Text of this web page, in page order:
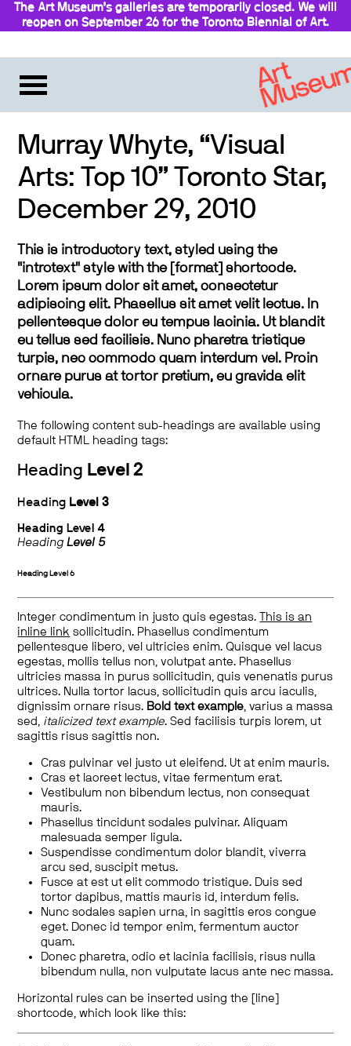
The Art Museum’s galleries are temporarily closed. We will
reopen on September 26 for the Toronto Biennial of Art.
Murray Whyte, “Visual
Arts: Top 10” Toronto Star,
December 29, 2010
This is introductory text, styled using the
"introtext" style with the [format] shortcode.
Lorem ipsum dolor sit amet, consectetur
adipiscing elit. Phasellus sit amet velit lectus. In
pellentesque dolor eu tempus lacinia. Ut blandit
eu tellus sed facilisis. Nunc pharetra tristique
turpis, nec commodo quam interdum vel. Proin
ornare purus at tortor pretium, eu gravida elit
vehicula.
The following content sub-headings are available using
default HTML heading tags:
Heading Level 2
Heading Level 3
Heading Level 4
HeadingLevel 5
Heading Level 6
Integer condimentum in justo quis egestas.
This is an
inline link sollicitudin. Phasellus condimentum
pellentesque libero, vel ultricies enim. Quisque vel lacus
egestas, mollis tellus non, volutpat ante. Phasellus
ultricies massa in purus sollicitudin, quis venenatis purus
ultrices. Nulla tortor lacus, sollicitudin quis arcu iaculis,
dignissim ornare risus. Bold text example, varius a massa
sed, italicized text example. Sed facilisis turpis lorem, ut
sagittis risus sagittis non.
Cras pulvinar vel justo ut eleifend. Ut at enim mauris.
Cras et laoreet lectus, vitae fermentum erat.
Vestibulum non bibendum lectus, non consequat
mauris.
Phasellus tincidunt sodales pulvinar. Aliquam
malesuada semper ligula.
Suspendisse condimentum dolor blandit, viverra
arcu sed, suscipit metus.
Fusce at est ut elit commodo tristique. Duis sed
tortor dapibus, mattis mauris id, interdum felis.
Nunc sodales sapien urna, in sagittis eros congue
eget. Donec id tempor enim, fermentum auctor
quam.
Donec pharetra, odio et lacinia facilisis, risus nulla
bibendum nulla, non vulputate lacus ante nec massa.
Horizontal rules can be inserted using the [line]
shortcode, which look like this: